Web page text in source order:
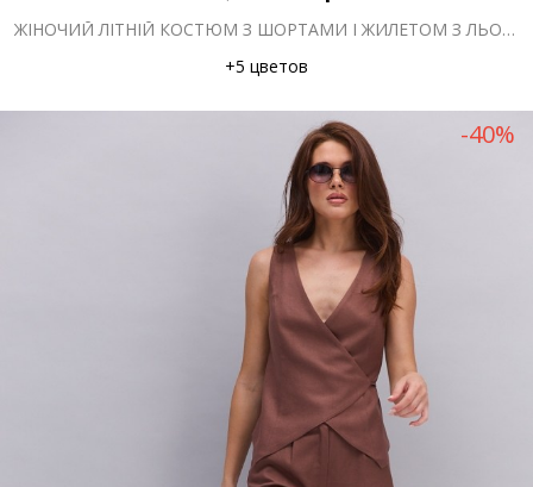
ЖІНОЧИЙ ЛІТНІЙ КОСТЮМ З ШОРТАМИ І ЖИЛЕТОМ З ЛЬОНУ ХАКІ
+5 цветов
-40%